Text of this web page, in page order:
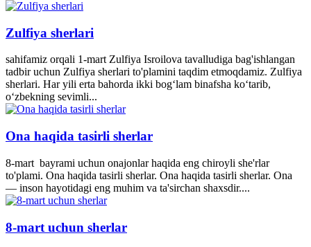
Zulfiya sherlari
sahifamiz orqali 1-mart Zulfiya Isroilova tavalludiga bag'ishlangan
tadbir uchun Zulfiya sherlari to'plamini taqdim etmoqdamiz. Zulfiya
sherlari. Har yili erta bahorda ikki bogʻlam binafsha koʻtarib,
oʻzbekning sevimli...
Ona haqida tasirli sherlar
8-mart bayrami uchun onajonlar haqida eng chiroyli she'rlar
to'plami. Ona haqida tasirli sherlar. Ona haqida tasirli sherlar. Ona
— inson hayotidagi eng muhim va ta'sirchan shaxsdir....
8-mart uchun sherlar